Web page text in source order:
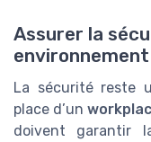
Assurer la
La sécurité reste
place d’un
doivent garantir